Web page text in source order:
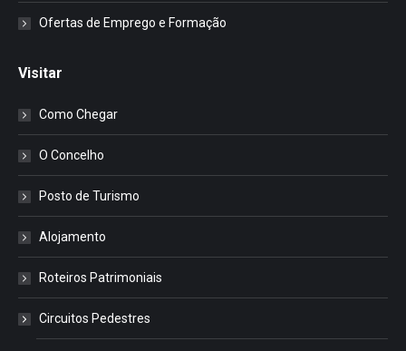
Ofertas de Emprego e Formação
Visitar
Como Chegar
O Concelho
Posto de Turismo
Alojamento
Roteiros Patrimoniais
Circuitos Pedestres